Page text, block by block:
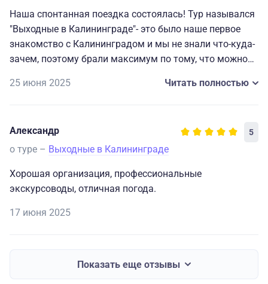
Отель
«Чайковский»
4*
(исторический
центр)
Завтрак включен
детский
одноместный
30000
Наша спонтанная поездка состоялась! Тур назывался
"Выходные в Калининграде"- это было наше первое
знакомство с Калининградом и мы не знали что-куда-
зачем, поэтому брали максимум по тому, что можно
обзорный характер. Наша гостиница находилась не
увидеть места, которые нас заинтересовали.
25 июня 2025 Читать полностью
Александр 5
о туре – Выходные в Калининграде
Хорошая организация, профессиональные
экскурсоводы, отличная погода.
17 июня 2025
Показать еще отзывы